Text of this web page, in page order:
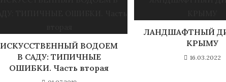
ИСКУССТВЕННЫЙ ВОДОЕМ
В САДУ: ТИПИЧНЫЕ
ОШИБКИ. Часть вторая
ЛАНДШАФТНЫЙ
КРЫМУ
16.03.2022